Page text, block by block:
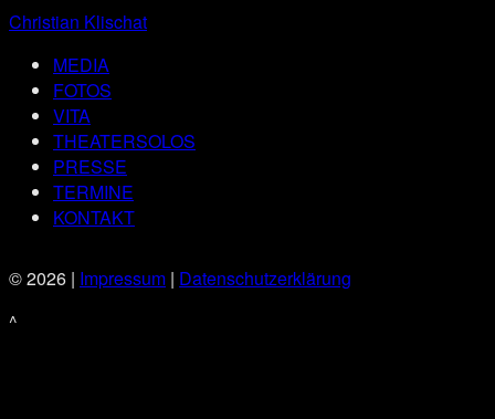
Christian Klischat
MEDIA
FOTOS
VITA
THEATERSOLOS
PRESSE
TERMINE
KONTAKT
© 2026 | Impressum | Datenschutzerklärung
^